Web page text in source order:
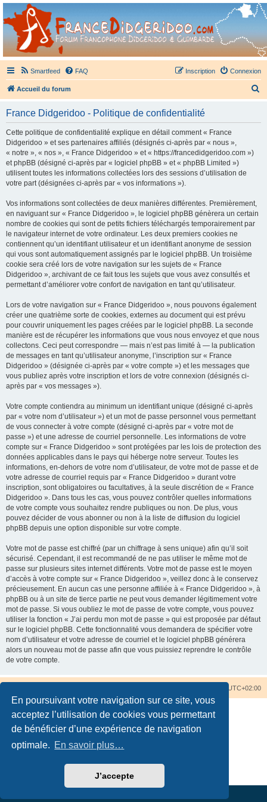
En poursuivant votre navigation sur ce site, vous
acceptez l’utilisation de cookies vous permettant
de bénéficier d’une expérience de navigation
optimale. En savoir plus…
J’accepte
France Didgeridoo
Didgeridoo et Guimbarde sur France Didgeridoo - retrouvez la communauté.
Smartfeed FAQ Connexion
Inscription
Accueil du forum
France Didgeridoo - Politique de confidentialité
Cette politique de confidentialité explique en détail comment « France
Didgeridoo » et ses partenaires affiliés (désignés ci-après par « nous »,
« notre », « nos », « France Didgeridoo » et « https://francedidgeridoo.com »)
et phpBB (désigné ci-après par « logiciel phpBB » et « phpBB Limited »)
utilisent toutes les informations collectées lors des sessions d’utilisation de
votre part (désignées ci-après par « vos informations »).
Vos informations sont collectées de deux manières différentes. Premièrement,
en naviguant sur « France Didgeridoo », le logiciel phpBB génèrera un certain
nombre de cookies qui sont de petits fichiers téléchargés temporairement par
le navigateur internet de votre ordinateur. Les deux premiers cookies ne
contiennent qu’un identifiant utilisateur et un identifiant anonyme de session
qui vous sont automatiquement assignés par le logiciel phpBB. Un troisième
cookie sera créé lors de votre navigation sur les sujets de « France
Didgeridoo », archivant de ce fait tous les sujets que vous avez consultés et
permettant d’améliorer votre confort de navigation en tant qu’utilisateur.
Lors de votre navigation sur « France Didgeridoo », nous pouvons également
créer une quatrième sorte de cookies, externes au document qui est prévu
pour couvrir uniquement les pages créées par le logiciel phpBB. La seconde
manière est de récupérer les informations que vous nous envoyez et que nous
collectons. Ceci peut correspondre — mais n’est pas limité à — la publication
de messages en tant qu’utilisateur anonyme, l’inscription sur « France
Didgeridoo » (désignée ci-après par « votre compte ») et les messages que
vous publiez après votre inscription et lors de votre connexion (désignés ci-
après par « vos messages »).
Votre compte contiendra au minimum un identifiant unique (désigné ci-après
par « votre nom d’utilisateur ») et un mot de passe personnel vous permettant
de vous connecter à votre compte (désigné ci-après par « votre mot de
passe ») et une adresse de courriel personnelle. Les informations de votre
compte sur « France Didgeridoo » sont protégées par les lois de protection des
données applicables dans le pays qui héberge notre serveur. Toutes les
informations, en-dehors de votre nom d’utilisateur, de votre mot de passe et de
votre adresse de courriel requis par « France Didgeridoo » durant votre
inscription, sont obligatoires ou facultatives, à la seule discrétion de « France
Didgeridoo ». Dans tous les cas, vous pouvez contrôler quelles informations
de votre compte vous souhaitez rendre publiques ou non. De plus, vous
pouvez décider de vous abonner ou non à la liste de diffusion du logiciel
phpBB depuis une option disponible sur votre compte.
Votre mot de passe est chiffré (par un chiffrage à sens unique) afin qu’il soit
sécurisé. Cependant, il est recommandé de ne pas utiliser le même mot de
passe sur plusieurs sites internet différents. Votre mot de passe est le moyen
d’accès à votre compte sur « France Didgeridoo », veillez donc à le conservez
précieusement. En aucun cas une personne affiliée à « France Didgeridoo », à
phpBB ou à un site de tierce partie ne peut vous demander légitimement votre
mot de passe. Si vous oubliez le mot de passe de votre compte, vous pouvez
utiliser la fonction « J’ai perdu mon mot de passe » qui est proposée par défaut
sur le logiciel phpBB. Cette fonctionnalité vous demandera de spécifier votre
nom d’utilisateur et votre adresse de courriel et le logiciel phpBB générera
alors un nouveau mot de passe afin que vous puissiez reprendre le contrôle
de votre compte.
UTC+02:00
Traduction française officielle©
Confidentialité